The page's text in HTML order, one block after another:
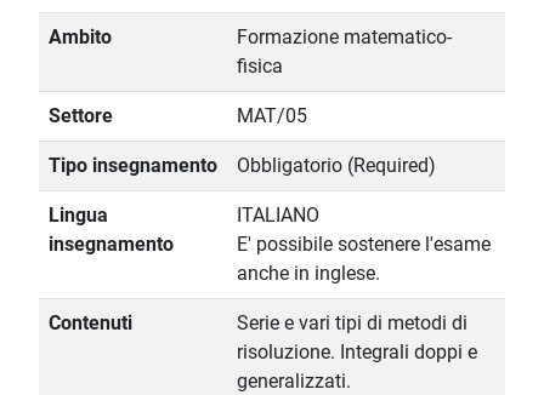
Ambito
Formazione matematico-
fisica
Settore MAT/05
Tipo insegnamento Obbligatorio (Required)
Lingua
insegnamento
ITALIANO
E' possibile sostenere l'esame
anche in inglese.
Contenuti
Serie e vari tipi di metodi di
risoluzione. Integrali doppi e
generalizzati.